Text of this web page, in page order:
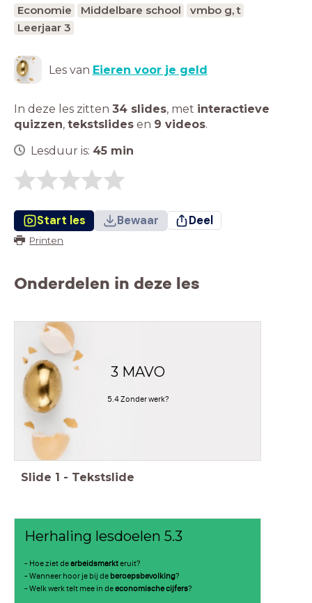
Economie Middelbare school
vmbo g, t
Leerjaar 3
Les van Eieren voor je geld
In deze les zitten 34 slides, met interactieve
quizzen, tekstslides en 9 videos.
Lesduur is: 45 min
Start les Bewaar Deel
Printen
Onderdelen in deze les
3 MAVO
5.4 Zonder werk?
Slide 1 - Tekstslide
Herhaling lesdoelen 5.3
- Hoe ziet dearbeidsmarkteruit?
- Wanneer hoor je bij de beroepsbevolking?
- Welk werk telt mee in deeconomische cijfers?